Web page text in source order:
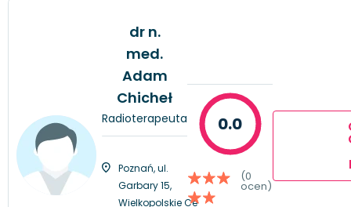
dr n.
med.
Adam
Chicheł
Radioterapeuta
Poznań, ul.
Garbary 15,
Wielkopolskie Ce
0.0
(0
ocen)